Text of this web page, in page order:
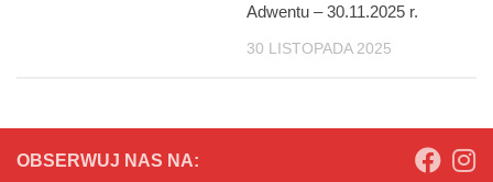
Adwentu – 30.11.2025 r.
30 LISTOPADA 2025
OBSERWUJ NAS NA: